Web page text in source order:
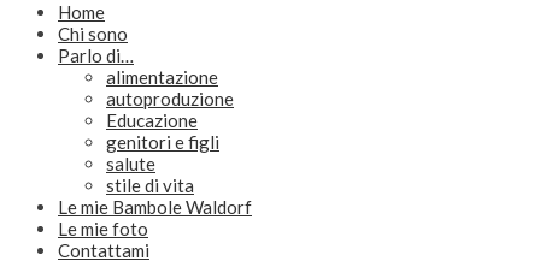
Home
Chi sono
Parlo di…
alimentazione
autoproduzione
Educazione
genitori e figli
salute
stile di vita
Le mie Bambole Waldorf
Le mie foto
Contattami